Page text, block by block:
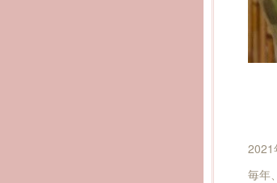
2021
毎年